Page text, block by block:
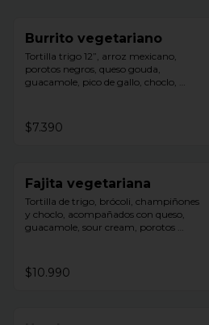
Burrito vegetariano
Tortilla trigo 12”, arroz mexicano,
porotos negros, queso gouda,
guacamole, pico de gallo, choclo,
$7.390
Fajita vegetariana
Tortilla de trigo, brócoli, champiñones
y choclo, acompañados con queso,
guacamole, sour cream, porotos
$10.990